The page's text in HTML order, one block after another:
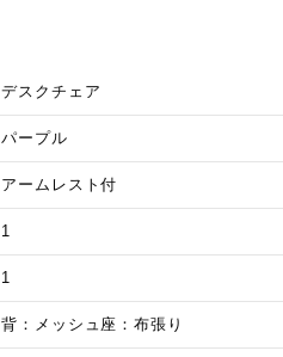
デスクチェア
パープル
アームレスト付
1
1
背：メッシュ座：布張り